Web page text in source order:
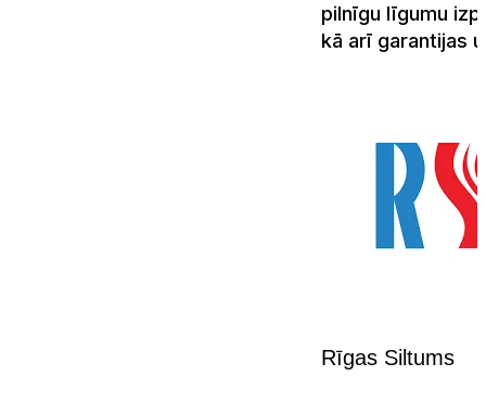
pilnīgu līgumu
kā arī garantijas
Rīgas Siltums